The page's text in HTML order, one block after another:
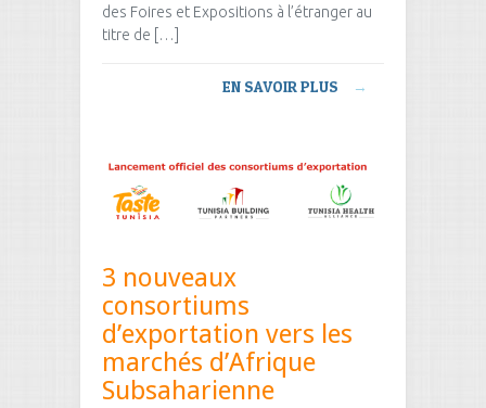
des Foires et Expositions à l’étranger au
titre de […]
EN SAVOIR PLUS →
3 nouveaux
consortiums
d’exportation vers les
marchés d’Afrique
Subsaharienne